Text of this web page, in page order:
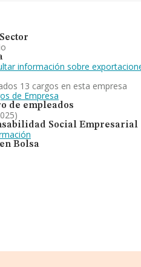
información sobre
13 cargos en esta empresa
de Empresa
de empleados
Social Empresarial
Bolsa